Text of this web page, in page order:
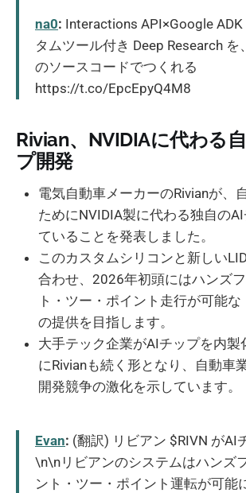
na0: Interactions API×Google
タムツール付き Deep Research
のソースコードでつくれる
https://t.co/EpcEpyQ4M8
Rivian、NVIDIAに代わる
プ開発
電気自動車メーカーのRivianが、
ためにNVIDIA製に代わる独自の
ていることを発表しました。
このカスタムシリコンと新しい
合わせ、2026年初頭にはハンズ
ト・ツー・ポイント走行が可能な
の提供を目指します。
大手テック企業がAIチップを内製
にRivianも続く形となり、自動車
開発競争の激化を示しています。
Evan: (翻訳) リビアン $RIVN がAI
\n\nリビアンのシステムはハンズ
ント・ツー・ポイント運転が可能